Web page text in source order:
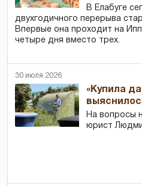
В Елабуге
двухгодичного перерыва
Впервые она проходит на
четыре дня вместо трех.
30 июля 2026
«Купила
На вопросы
юрист